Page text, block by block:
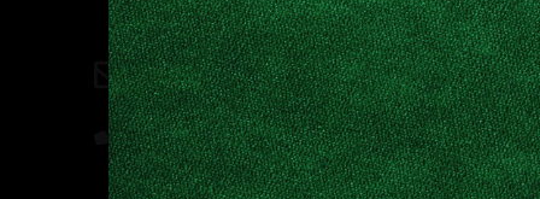
Contatti
direzione@allestire.online
0471 366087